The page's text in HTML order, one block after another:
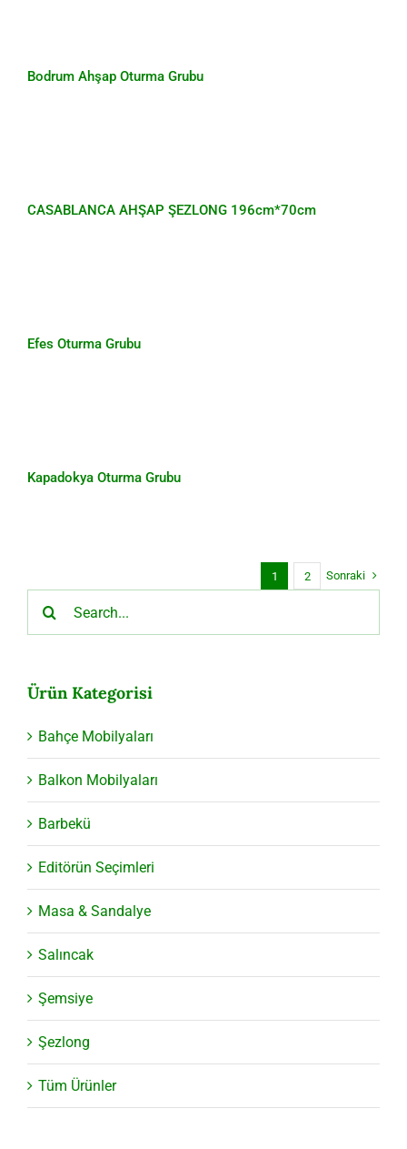
Bodrum Ahşap Oturma Grubu
CASABLANCA AHŞAP ŞEZLONG 196cm*70cm
Efes Oturma Grubu
Kapadokya Oturma Grubu
1 2 Sonraki
Ürün Kategorisi
Bahçe Mobilyaları
Balkon Mobilyaları
Barbekü
Editörün Seçimleri
Masa & Sandalye
Salıncak
Şemsiye
Şezlong
Tüm Ürünler